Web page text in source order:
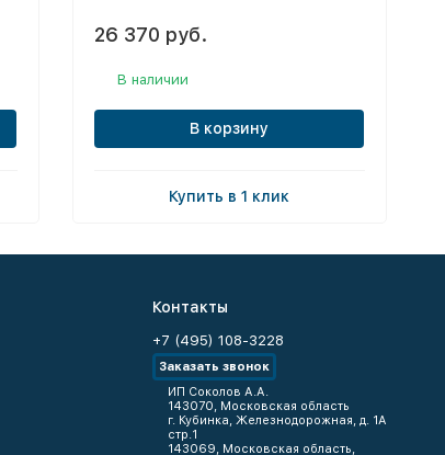
26 370 руб.
В наличии
В корзину
Купить в 1 клик
Контакты
+7 (495) 108-3228
Заказать звонок
ИП Соколов А.А.
143070, Московская область
г. Кубинка, Железнодорожная, д. 1А
стр.1
143069, Московская область,